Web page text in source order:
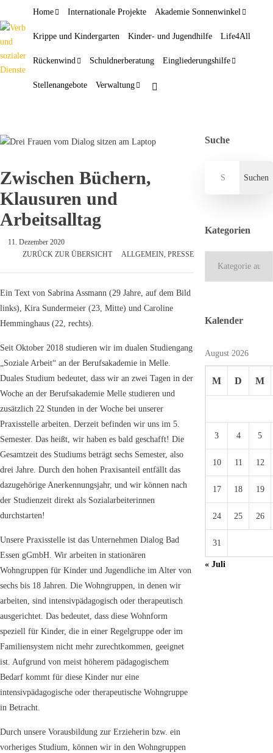
Home Internationale Projekte Akademie Sonnenwinkel
Krippe und Kindergarten Kinder- und Jugendhilfe Life4All
Rückenwind Schuldnerberatung Eingliederungshilfe
Stellenangebote Verwaltung
Zwischen Büchern,
Klausuren und
Arbeitsalltag
11. Dezember 2020
ZURÜCK ZUR ÜBERSICHT
ALLGEMEIN,PRESSE
Ein Text von Sabrina Assmann (29 Jahre, auf dem Bild
links), Kira Sundermeier (23, Mitte) und Caroline
Hemminghaus (22, rechts).
Seit Oktober 2018 studieren wir im dualen Studiengang
„Soziale Arbeit“ an der Berufsakademie in Melle.
Duales Studium bedeutet, dass wir an zwei Tagen in der
Woche an der Berufsakademie Melle studieren und
zusätzlich 22 Stunden in der Woche bei unserer
Praxisstelle arbeiten. Derzeit befinden wir uns im 5.
Semester. Das heißt, wir haben es bald geschafft! Die
Gesamtzeit des Studiums beträgt sechs Semester, also
drei Jahre. Durch den hohen Praxisanteil entfällt das
dazugehörige Anerkennungsjahr, und wir können nach
der Studienzeit direkt als Sozialarbeiterinnen
durchstarten!
Unsere Praxisstelle ist das Unternehmen Dialog Bad
Essen gGmbH. Wir arbeiten in stationären
Wohngruppen für Kinder und Jugendliche im Alter von
sechs bis 18 Jahren. Die Wohngruppen, in denen wir
arbeiten, sind intensivpädagogisch oder therapeutisch
ausgerichtet. Das bedeutet, dass diese Wohnform
speziell für Kinder, die in einer Regelgruppe oder im
Familiensystem nicht mehr zurechtkommen, geeignet
ist. Aufgrund von meist höherem pädagogischem
Bedarf kommt für diese Kinder nur eine
intensivpädagogische oder therapeutische Wohngruppe
in Betracht.
Durch unsere Vorausbildung zur Erzieherin bzw. ein
vorheriges Studium, können wir in den Wohngruppen
Suche
Kategorien
Kalender
August 2026
M D M
3 4 5
10 11 12
17 18 19
24 25 26
31
« Juli